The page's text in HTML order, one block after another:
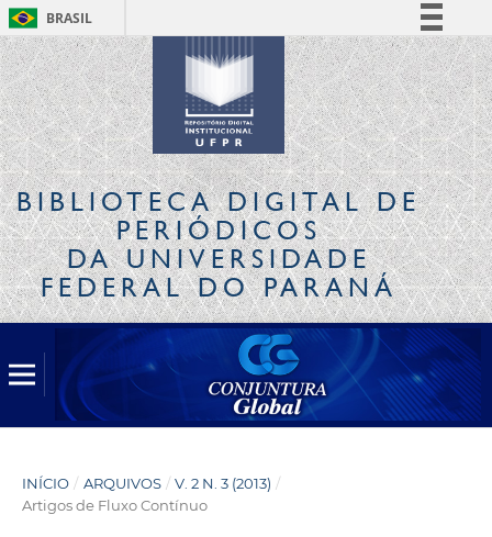
BRASIL
Simplifique!
Comunica BR
Participe
Acesso à informação
Legislação
Canais
BIBLIOTECA DIGITALDE
PERIÓDICOS
DA UNIVERSIDADE
FEDERAL DO PARANÁ
INÍCIO / ARQUIVOS / V. 2 N. 3 (2013) /
Artigos de Fluxo Contínuo